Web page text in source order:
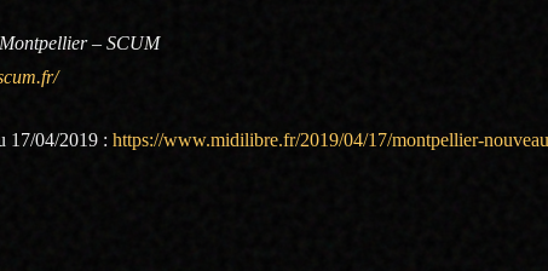
– SCUM
17/04/2019 : https://www.midilibre.fr/2019/04/17/montpellier-